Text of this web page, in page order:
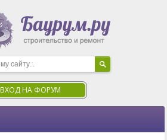
ВХОД НА ФОРУМ